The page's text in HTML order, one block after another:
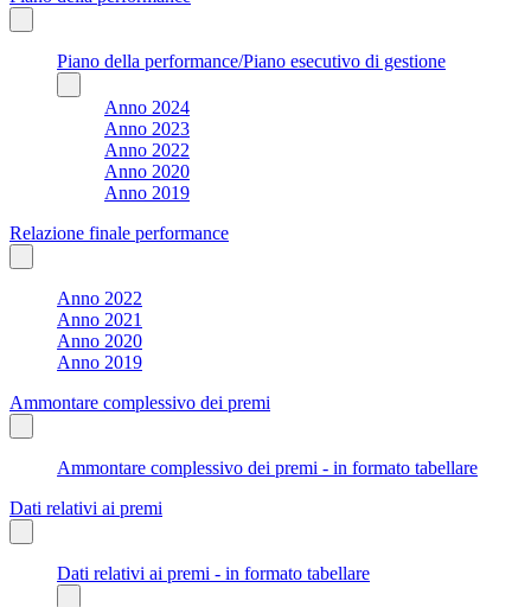
Piano della performance/Piano esecutivo di gestione
Anno 2024
Anno 2023
Anno 2022
Anno 2020
Anno 2019
Relazione finale performance
Anno 2022
Anno 2021
Anno 2020
Anno 2019
Ammontare complessivo dei premi
Ammontare complessivo dei premi - in formato tabellare
Dati relativi ai premi
Dati relativi ai premi - in formato tabellare